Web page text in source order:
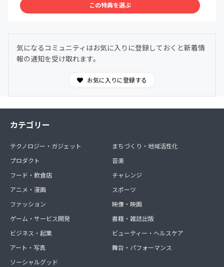
この特典を選ぶ
気になるコミュニティはお気に入りに登録しておくと新着情
報の通知を受け取れます。
お気に入りに登録する
カテゴリー
テクノロジー・ガジェット
プロダクト
フード・飲食店
アニメ・漫画
ファッション
ゲーム・サービス開発
ビジネス・起業
アート・写真
ソーシャルグッド
まちづくり・地域活性化
音楽
チャレンジ
スポーツ
映像・映画
書籍・雑誌出版
ビューティー・ヘルスケア
舞台・パフォーマンス